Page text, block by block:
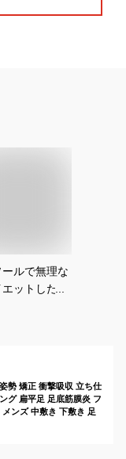
ールで無理な
ットしたい
勢 矯正 衝撃吸収 立ち仕
グ 扁平足 足底筋膜炎 フ
ンズ 中敷き 下敷き 足